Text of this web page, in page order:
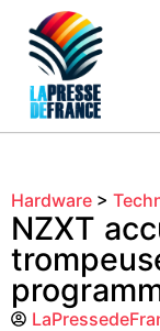
Hardware >
NZXT